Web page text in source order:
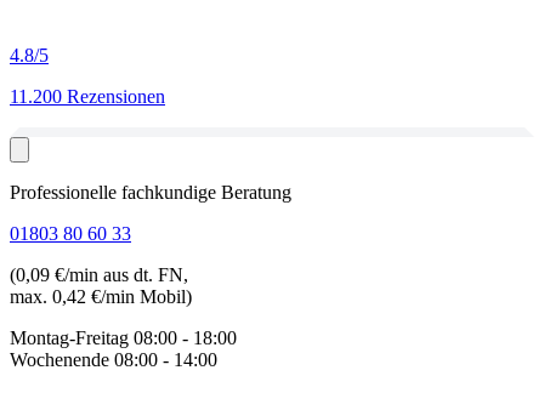
4.8/5
11.200 Rezensionen
Professionelle fachkundige Beratung
01803 80 60 33
(0,09 €/min aus dt. FN,
max. 0,42 €/min Mobil)
Montag-Freitag 08:00 - 18:00
Wochenende 08:00 - 14:00